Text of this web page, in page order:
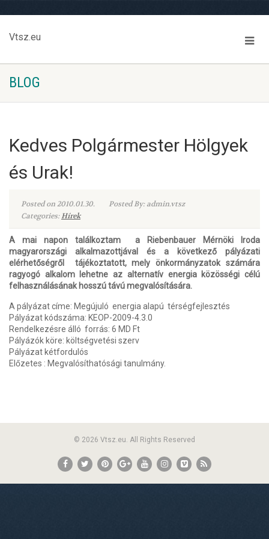
Vtsz.eu
BLOG
Kedves Polgármester Hölgyek
és Urak!
Posted on 2010.01.30.
Posted By: admin.vtsz
Categories:Hírek
A mai napon találkoztam a Riebenbauer Mérnöki Iroda
magyarországi alkalmazottjával és a következő pályázati
elérhetőségről tájékoztatott, mely önkormányzatok számára
ragyogó alkalom lehetne az alternatív energia közösségi célú
felhasználásának hosszú távú megvalósítására.
A pályázat címe: Megújuló energia alapú térségfejlesztés
Pályázat kódszáma: KEOP-2009-4.3.0
Rendelkezésre álló forrás: 6 MD Ft
Pályázók köre: költségvetési szerv
Pályázat kétfordulós
Előzetes : Megvalósíthatósági tanulmány.
© 2026 Vtsz.eu. All Rights Reserved